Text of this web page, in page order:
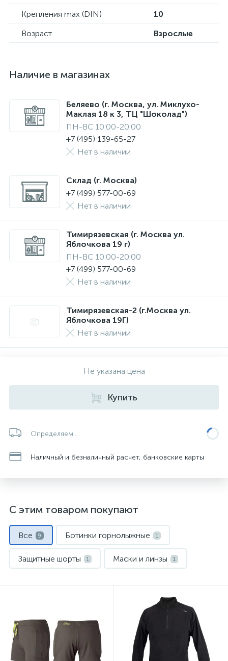
Крепления max (DIN)
10
Возраст
Взрослые
Наличие в магазинах
Беляево (г. Москва, ул. Миклухо-
Маклая 18 к 3, ТЦ "Шоколад")
ПН-ВС 10:00-20:00
+7 (495) 139-65-27
Нет в наличии
Склад (г. Москва)
+7 (499) 577-00-69
Нет в наличии
Тимирязевская (г. Москва ул.
Яблочкова 19 г)
ПН-ВС 10:00-20:00
+7 (499) 577-00-69
Нет в наличии
Тимирязевская-2 (г.Москва ул.
Яблочкова 19Г)
Нет в наличии
Не указана цена
Купить
Определяем...
Наличный и безналичный расчет, банковские карты
С этим товаром покупают
Все 9 Ботинки горнолыжные 1
Защитные шорты 1 Маски и линзы 1
Сумки 1
Термобелье Шапки Шлемы 1